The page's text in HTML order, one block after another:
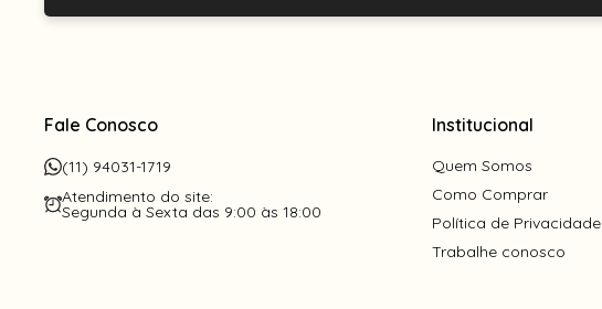
Fale Conosco
(11) 94031-1719
Atendimento do site:
Segunda à Sexta das 9:00 às 18:00
Institucional
Quem Somos
Como Comprar
Política de Privacidade
Trabalhe conosco